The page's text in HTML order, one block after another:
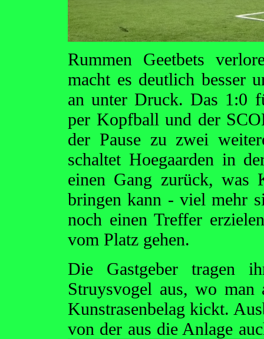
Rummen Geetbets
macht es deutlich besser
an unter Druck. Das 1:0
per Kopfball und der
der Pause zu zwei
schaltet Hoegaarden in
einen Gang zurück, was
bringen kann - viel mehr
noch einen Treffer
vom Platz gehen.
Die Gastgeber tragen
Struysvogel aus, wo
Kunstrasenbelag kickt.
von der aus die Anlage